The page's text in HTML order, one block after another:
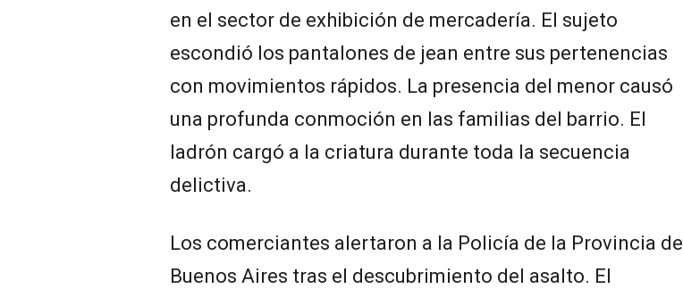
en el sector de exhibición de mercadería. El sujeto
escondió los pantalones de jean entre sus pertenencias
con movimientos rápidos. La presencia del menor causó
una profunda conmoción en las familias del barrio. El
ladrón cargó a la criatura durante toda la secuencia
delictiva.
Los comerciantes alertaron a la Policía de la Provincia de
Buenos Aires tras el descubrimiento del asalto. El